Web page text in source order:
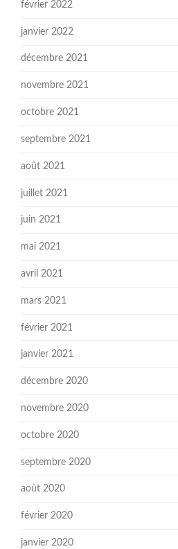
février 2022
janvier 2022
décembre 2021
novembre 2021
octobre 2021
septembre 2021
août 2021
juillet 2021
juin 2021
mai 2021
avril 2021
mars 2021
février 2021
janvier 2021
décembre 2020
novembre 2020
octobre 2020
septembre 2020
août 2020
février 2020
janvier 2020